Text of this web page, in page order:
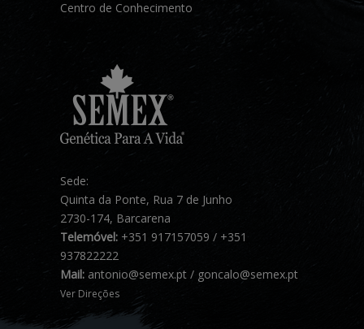
Centro de Conhecimento
Sede:
Quinta da Ponte, Rua 7 de Junho
2730-174, Barcarena
Telemóvel: +351 917157059 / +351
937822222
Mail: antonio@semex.pt / goncalo@semex.pt
Ver Direções